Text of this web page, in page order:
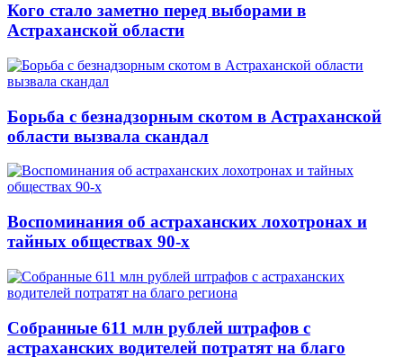
Кого стало заметно перед выборами в
Астраханской области
Борьба с безнадзорным скотом в Астраханской
области вызвала скандал
Воспоминания об астраханских лохотронах и
тайных обществах 90-х
Собранные 611 млн рублей штрафов с
астраханских водителей потратят на благо